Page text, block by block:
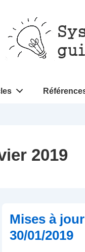
2019
Mises à
30/01/2019